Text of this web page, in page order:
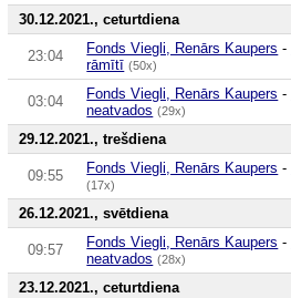
30.12.2021., ceturtdiena
23:04 Fonds Viegli, Renārs Kaupers -
rāmītī (50x)
03:04 Fonds Viegli, Renārs Kaupers -
neatvados (29x)
29.12.2021., trešdiena
09:55 Fonds Viegli, Renārs Kaupers -
(17x)
26.12.2021., svētdiena
09:57 Fonds Viegli, Renārs Kaupers -
neatvados (28x)
23.12.2021., ceturtdiena